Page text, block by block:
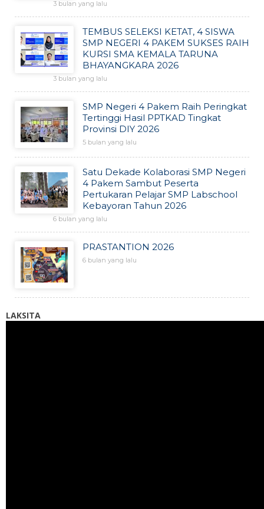
3 bulan yang lalu
TEMBUS SELEKSI KETAT, 4 SISWA
SMP NEGERI 4 PAKEM SUKSES RAIH
KURSI SMA KEMALA TARUNA
BHAYANGKARA 2026
3 bulan yang lalu
SMP Negeri 4 Pakem Raih Peringkat
Tertinggi Hasil PPTKAD Tingkat
Provinsi DIY 2026
5 bulan yang lalu
Satu Dekade Kolaborasi SMP Negeri
4 Pakem Sambut Peserta
Pertukaran Pelajar SMP Labschool
Kebayoran Tahun 2026
6 bulan yang lalu
PRASTANTION 2026
6 bulan yang lalu
LAKSITA